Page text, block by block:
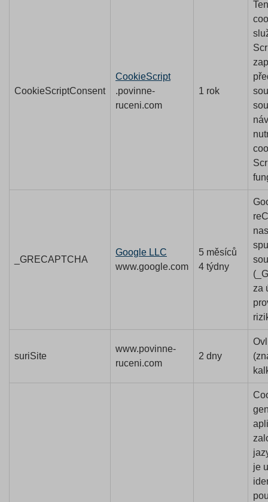
CookieScriptConsent
CookieScript
.povinne-
ruceni.com
1 rok
_GRECAPTCHA
Google LLC
www.google.com
5 měsíců
4 týdny
za
suriSite
www.povinne-
ruceni.com
2 dny
je